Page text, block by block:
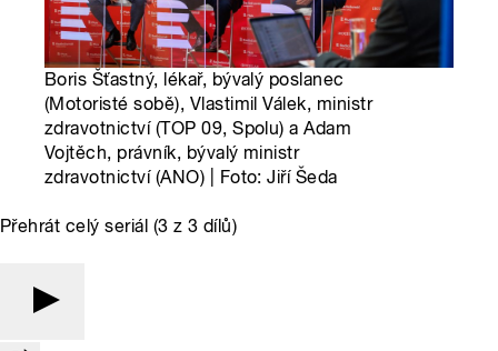
Boris Šťastný, lékař, bývalý poslanec
(Motoristé sobě), Vlastimil Válek, ministr
zdravotnictví (TOP 09, Spolu) a Adam
Vojtěch, právník, bývalý ministr
zdravotnictví (ANO) | Foto: Jiří Šeda
Přehrát celý seriál (3 z 3 dílů)